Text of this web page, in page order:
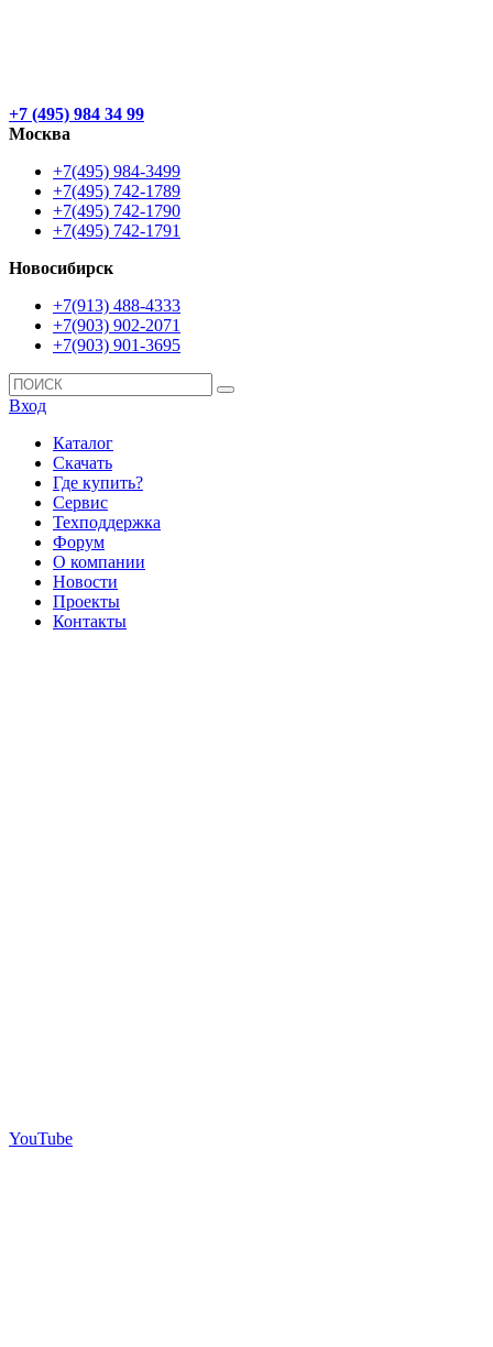
+7 (495) 984 34 99
Москва
+7(495) 984-3499
+7(495) 742-1789
+7(495) 742-1790
+7(495) 742-1791
Новосибирск
+7(913) 488-4333
+7(903) 902-2071
+7(903) 901-3695
Вход
Каталог
Скачать
Где купить?
Сервис
Техподдержка
Форум
О компании
Новости
Проекты
Контакты
YouTube